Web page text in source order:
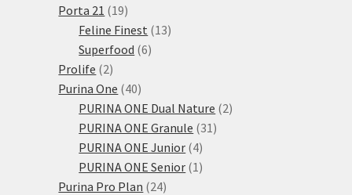
produkt
Porta 21 1919
produktů
Feline Finest 1313
Superfood 66
Prolife 22
produkty
Purina One 4040
produktů
PURINA ONE Dual Nature 22
PURINA ONE Granule 31 31
PURINA ONE Junior 44
produkty
PURINA ONE Senior 1 1
Purina Pro Plan 2424